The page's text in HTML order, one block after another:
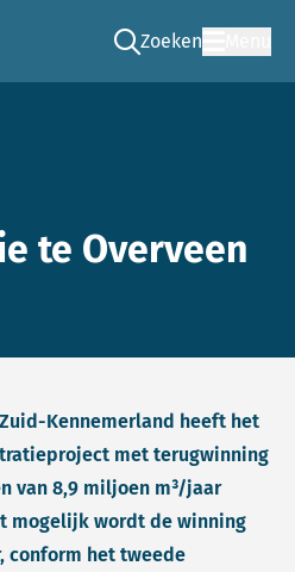
Zoeken
Ga naar de zoek
te Overveen
Kennemerland heeft het
met terugwinning
van 8,9 miljoen m³/jaar
mogelijk wordt de winning
conform het tweede